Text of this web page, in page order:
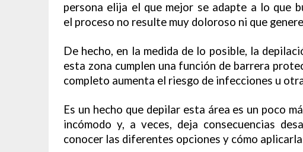
persona elija el que mejor se adapte a lo que
el proceso no resulte muy doloroso ni que
De hecho, en la medida de lo posible, la
esta zona cumplen una función de barrera
completo aumenta el riesgo de infecciones u
Es un hecho que depilar esta área es un poco
incómodo y, a veces, deja consecuencias
conocer las diferentes opciones y cómo